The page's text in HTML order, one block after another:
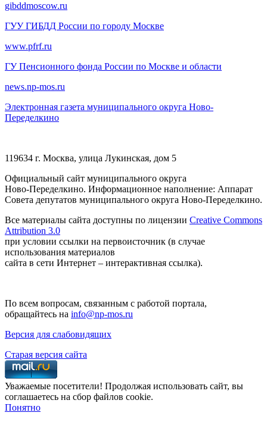
gibddmoscow.ru
ГУУ ГИБДД России по городу Москве
www.pfrf.ru
ГУ Пенсионного фонда России по Москве и области
news.np-mos.ru
Электронная газета муниципального округа Ново-
Переделкино
119634 г. Москва, улица Лукинская, дом 5
Официальный сайт муниципального округа
Ново-Переделкино. Информационное наполнение: Аппарат
Совета депутатов муниципального округа Ново-Переделкино.
Все материалы сайта доступны по лицензии Creative Commons
Attribution 3.0
при условии ссылки на первоисточник (в случае
использования материалов
сайта в сети Интернет – интерактивная ссылка).
По всем вопросам, связанным с работой портала,
обращайтесь на info@np-mos.ru
Версия для слабовидящих
Старая версия сайта
Уважаемые посетители! Продолжая использовать сайт, вы
соглашаетесь на сбор файлов cookie.
Понятно